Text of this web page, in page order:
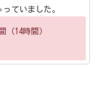
ていました。
（14時間）